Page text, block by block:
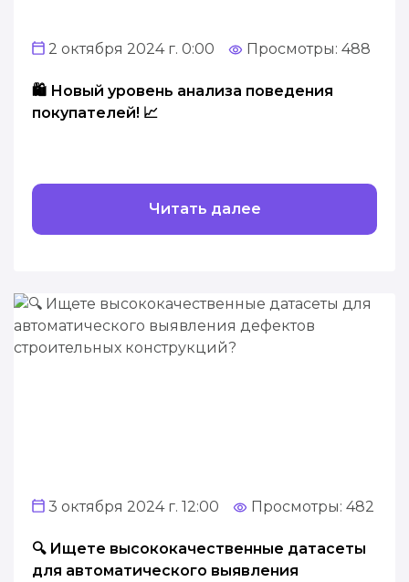
2 октября 2024 г. 0:00 Просмотры: 488
🛍️ Новый уровень анализа поведения
покупателей! 📈
Читать далее
3 октября 2024 г. 12:00 Просмотры: 482
🔍 Ищете высококачественные датасеты
для автоматического выявления